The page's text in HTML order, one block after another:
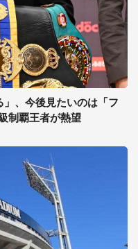
、今後見たいのは「フ
制覇王者が熱望